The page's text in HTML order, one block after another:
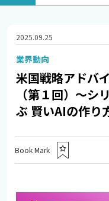
2025.09.25
業界動向
米国戦略アドバ
（第１回）～シ
ぶ 賢いAIの作り
Book Mark